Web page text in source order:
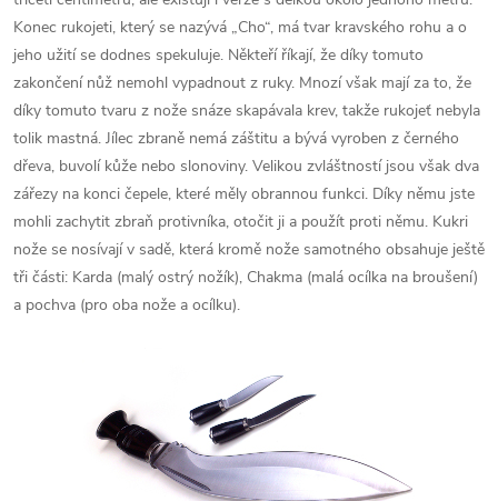
Konec rukojeti, který se nazývá „Cho“, má tvar kravského rohu a o
jeho užití se dodnes spekuluje. Někteří říkají, že díky tomuto
zakončení nůž nemohl vypadnout z ruky. Mnozí však mají za to, že
díky tomuto tvaru z nože snáze skapávala krev, takže rukojeť nebyla
tolik mastná. Jílec zbraně nemá záštitu a bývá vyroben z černého
dřeva, buvolí kůže nebo slonoviny. Velikou zvláštností jsou však dva
zářezy na konci čepele, které měly obrannou funkci. Díky němu jste
mohli zachytit zbraň protivníka, otočit ji a použít proti němu. Kukri
nože se nosívají v sadě, která kromě nože samotného obsahuje ještě
tři části: Karda (malý ostrý nožík), Chakma (malá ocílka na broušení)
a pochva (pro oba nože a ocílku).